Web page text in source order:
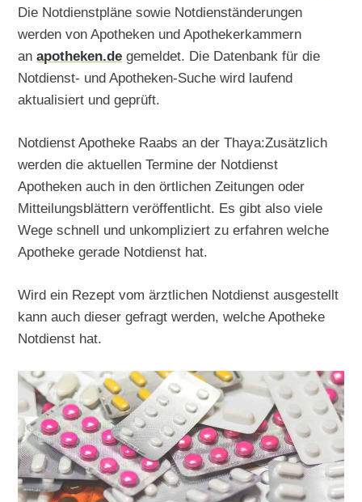
Die Notdienstpläne sowie Notdienständerungen
werden von Apotheken und Apothekerkammern
anapotheken.de gemeldet. Die Datenbank für die
Notdienst- und Apotheken-Suche wird laufend
aktualisiert und geprüft.
Notdienst Apotheke Raabs an der Thaya:Zusätzlich
werden die aktuellen Termine der Notdienst
Apotheken auch in den örtlichen Zeitungen oder
Mitteilungsblättern veröffentlicht. Es gibt also viele
Wege schnell und unkompliziert zu erfahren welche
Apotheke gerade Notdienst hat.
Wird ein Rezept vom ärztlichen Notdienst ausgestellt
kann auch dieser gefragt werden, welche Apotheke
Notdienst hat.